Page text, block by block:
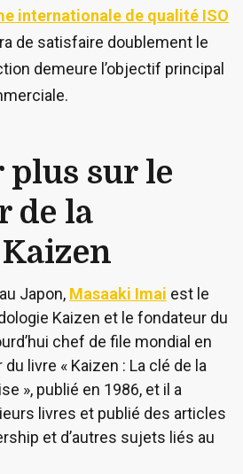
internationale de qualité ISO
de satisfaire doublement le
demeure l’objectif principal
plus sur le
de la
Japon, Masaaki Imai est le
Kaizen et le fondateur du
chef de file mondial en
livre « Kaizen : La clé de la
», publié en 1986, et il a
livres et publié des articles
et d’autres sujets liés au